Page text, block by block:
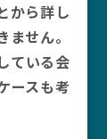
から詳し
せん。
ている会
ースも考